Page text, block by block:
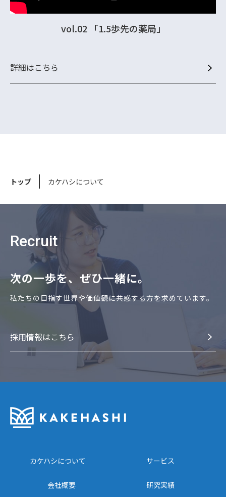
vol.02 「1.5歩先の薬局」
詳細はこちら
トップ カケハシについて
Recruit
次の⼀歩を、ぜひ⼀緒に。
私たちの⽬指す世界や価値観に共感する⽅を求めています。
採⽤情報はこちら
カケハシについて サービス
会社概要 研究実績